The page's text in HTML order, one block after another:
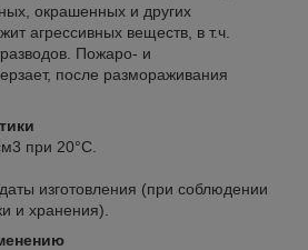
окрашенных и других
агрессивных веществ, в т.ч.
Пожаро- и
после размораживания
при 20°С.
изготовления (при соблюдении
и хранения).